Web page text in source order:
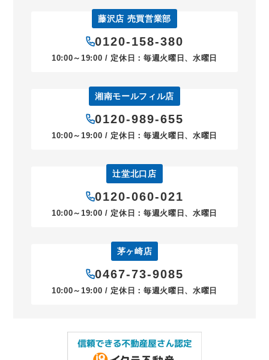
藤沢店 売買営業部
0120-158-380
10:00～19:00 / 定休日：毎週火曜日、水曜日
湘南モールフィル店
0120-989-655
10:00～19:00 / 定休日：毎週火曜日、水曜日
辻堂北口店
0120-060-021
10:00～19:00 / 定休日：毎週火曜日、水曜日
茅ヶ崎店
0467-73-9085
10:00～19:00 / 定休日：毎週火曜日、水曜日